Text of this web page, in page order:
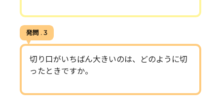
発問 . 3
切り口がいちばん大きいのは、どのように切
ったときですか。